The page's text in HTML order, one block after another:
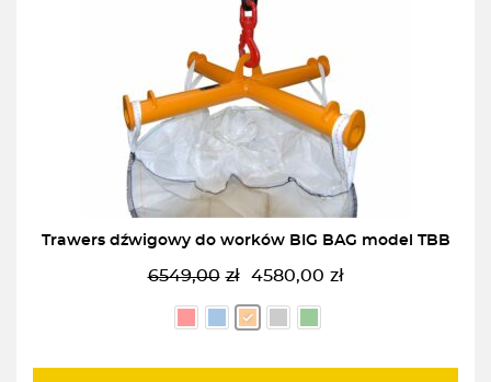
Trawers dźwigowy do worków BIG BAG model TBB
6549,00 zł
Pierwotna
cena
wynosiła:
4580,00 zł
Aktualna
cena
wynosi: